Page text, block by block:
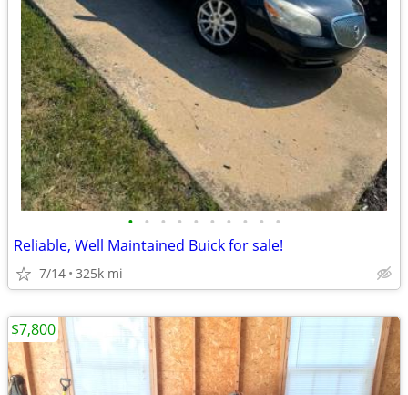
• • • • • • • • • •
Reliable, Well Maintained Buick for sale!
7/14 325k mi
$7,800